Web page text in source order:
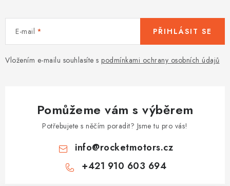
E-mail
Vložením e-mailu souhlasíte s podmínkami ochrany osobních údajů
PŘIHLÁSIT SE
Pomůžeme vám s výběrem
Potřebujete s něčím poradit? Jsme tu pro vás!
info@rocketmotors.cz
+421 910 603 694